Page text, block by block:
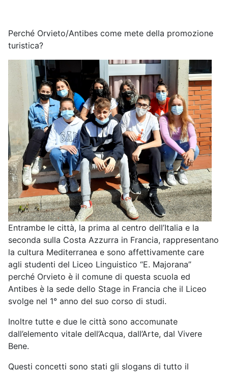
Perché Orvieto/Antibes come mete della promozione
turistica?
Entrambe le città, la prima al centro dell’Italia e la
seconda sulla Costa Azzurra in Francia, rappresentano
la cultura Mediterranea e sono affettivamente care
agli studenti del Liceo Linguistico “E. Majorana”
perché Orvieto è il comune di questa scuola ed
Antibes è la sede dello Stage in Francia che il Liceo
svolge nel 1° anno del suo corso di studi.
Inoltre tutte e due le città sono accomunate
dall’elemento vitale dell’Acqua, dall’Arte, dal Vivere
Bene.
Questi concetti sono stati gli slogans di tutto il